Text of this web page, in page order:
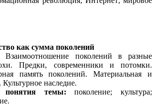
как сумма поколений
Взаимоотношение поколений в разные
Предки, современники и потомки.
память поколений. Материальная и
Культурное наследие.
понятия темы:поколение; культура;